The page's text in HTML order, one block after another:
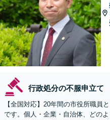
行政処分の不服申立て
【全国対応】20年間の市役所職員
です。個人・企業・自治体、どの